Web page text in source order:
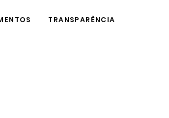
TRANSPARÊNCIA